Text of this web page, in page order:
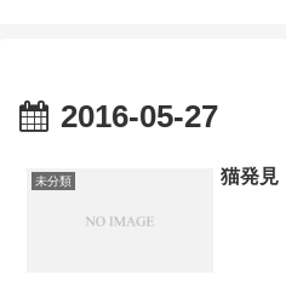
2016-05-27
未分類 猫発見